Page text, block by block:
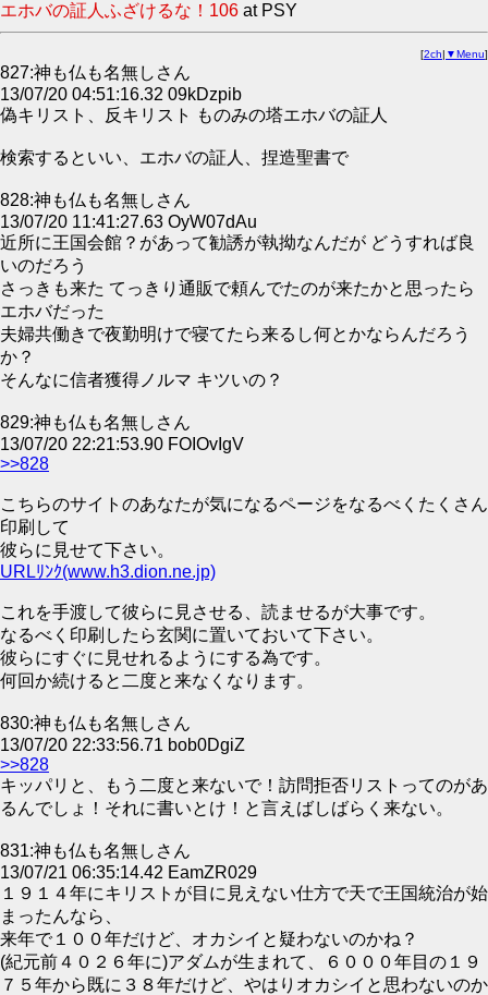
エホバの証人ふざけるな！106 at PSY
[2ch| ▼Menu]
827:神も仏も名無しさん
13/07/20 04:51:16.32 09kDzpib
偽キリスト、反キリスト ものみの塔エホバの証人
検索するといい、エホバの証人、捏造聖書で
828:神も仏も名無しさん
13/07/20 11:41:27.63 OyW07dAu
近所に王国会館？があって勧誘が執拗なんだが どうすれば良
いのだろう
さっきも来た てっきり通販で頼んでたのが来たかと思ったら
エホバだった
夫婦共働きで夜勤明けで寝てたら来るし何とかならんだろう
か？
そんなに信者獲得ノルマ キツいの？
829:神も仏も名無しさん
13/07/20 22:21:53.90 FOIOvIgV
>>828
こちらのサイトのあなたが気になるページをなるべくたくさん
印刷して
彼らに見せて下さい。
URLﾘﾝｸ(www.h3.dion.ne.jp)
これを手渡して彼らに見させる、読ませるが大事です。
なるべく印刷したら玄関に置いておいて下さい。
彼らにすぐに見せれるようにする為です。
何回か続けると二度と来なくなります。
830:神も仏も名無しさん
13/07/20 22:33:56.71 bob0DgiZ
>>828
キッパリと、もう二度と来ないで！訪問拒否リストってのがあ
るんでしょ！それに書いとけ！と言えばしばらく来ない。
831:神も仏も名無しさん
13/07/21 06:35:14.42 EamZR029
１９１４年にキリストが目に見えない仕方で天で王国統治が始
まったんなら、
来年で１００年だけど、オカシイと疑わないのかね？
(紀元前４０２６年に)アダムが生まれて、６０００年目の１９
７５年から既に３８年だけど、やはりオカシイと思わないのか